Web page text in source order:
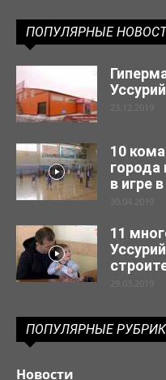
ПОПУЛЯРНЫЕ
23.12.2019
10
города
в игре
30.04.2019
11
29.03.2019
ПОПУЛЯРНЫЕ
Новости